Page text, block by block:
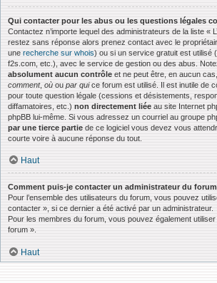
Qui contacter pour les abus ou les questions légales
Contactez n’importe lequel des administrateurs de la liste «
restez sans réponse alors prenez contact avec le
une recherche sur whois) ou si un service gratuit est utilisé
f2s.com, etc.), avec le service de gestion ou des abus.
absolument aucun contrôle et ne peut être, en aucun
comment, où ou par quice forum est utilisé. Il est inutile de
pour toute question légale (cessions et désistements,
diffamatoires, etc.) non directement liée au site Internet
phpBB lui-même. Si vous adressez un courriel au groupe
par une tierce partie de ce logiciel vous devez vous
courte voire à aucune réponse du tout.
Haut
Comment puis-je contacter un administrateur du
Pour l’ensemble des utilisateurs du forum, vous pouvez
contacter », si ce dernier a été activé par un administrateur.
Pour les membres du forum, vous pouvez également utiliser
forum ».
Haut